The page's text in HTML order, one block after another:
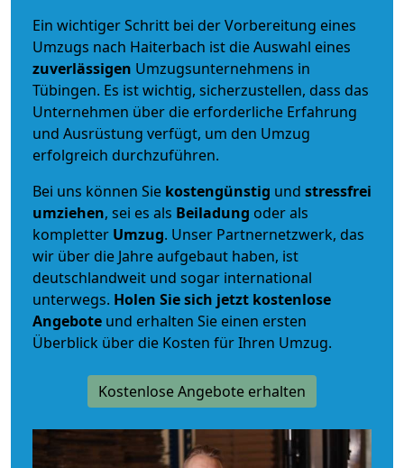
Ein wichtiger Schritt bei der Vorbereitung eines
Umzugs nach Haiterbach ist die Auswahl eines
zuverlässigen Umzugsunternehmens in
Tübingen. Es ist wichtig, sicherzustellen, dass das
Unternehmen über die erforderliche Erfahrung
und Ausrüstung verfügt, um den Umzug
erfolgreich durchzuführen.
Bei uns können Sie kostengünstig und stressfrei
umziehen, sei es als Beiladung oder als
kompletter Umzug. Unser Partnernetzwerk, das
wir über die Jahre aufgebaut haben, ist
deutschlandweit und sogar international
unterwegs. Holen Sie sich jetzt kostenlose
Angebote und erhalten Sie einen ersten
Überblick über die Kosten für Ihren Umzug.
Kostenlose Angebote erhalten